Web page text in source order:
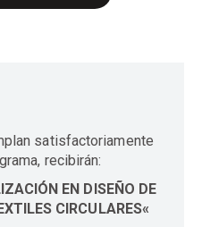
satisfactoriamente
recibirán:
EN DISEÑO DE
CIRCULARES«